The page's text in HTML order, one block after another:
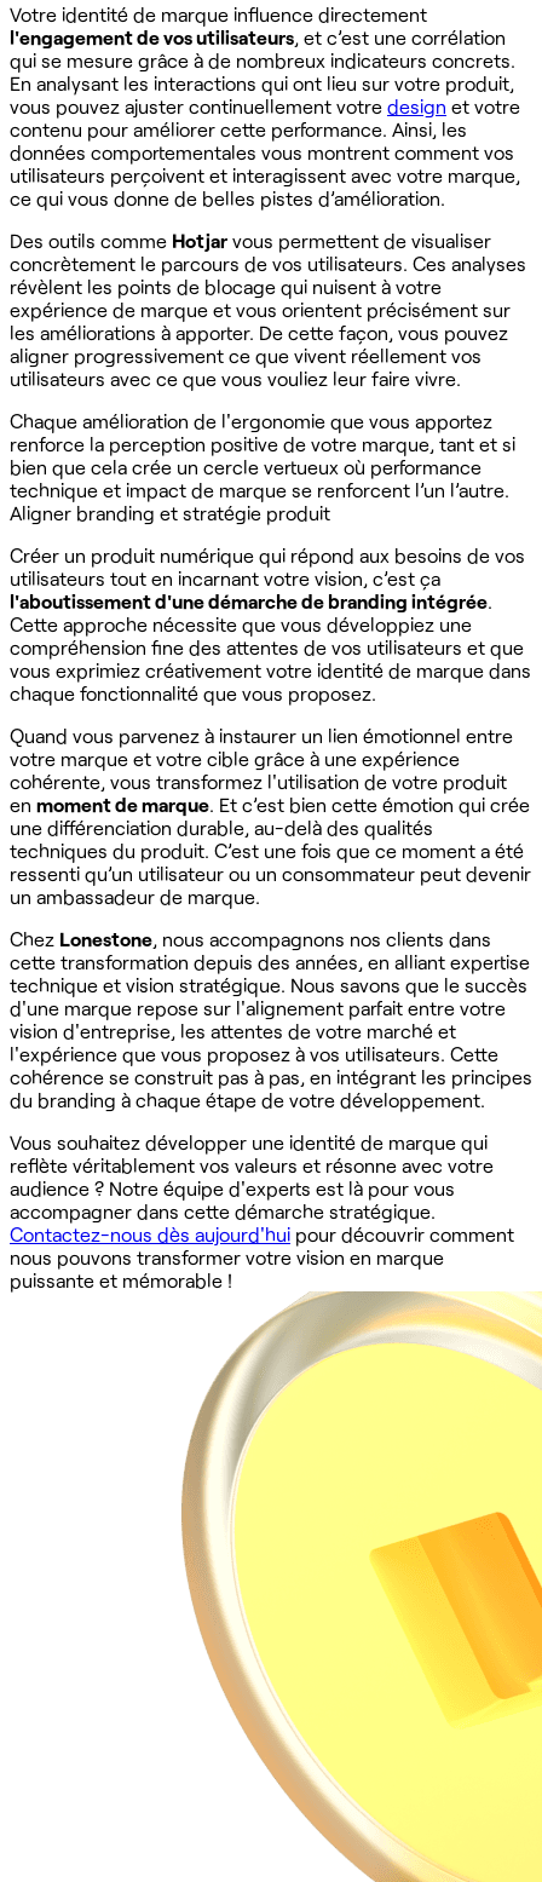
Votre identité de marque influence directement
l'engagement de vos utilisateurs, et c’est une corrélation
qui se mesure grâce à de nombreux indicateurs concrets.
En analysant les interactions qui ont lieu sur votre produit,
vous pouvez ajuster continuellement votre design et votre
contenu pour améliorer cette performance. Ainsi, les
données comportementales vous montrent comment vos
utilisateurs perçoivent et interagissent avec votre marque,
ce qui vous donne de belles pistes d’amélioration.
Des outils comme Hotjar vous permettent de visualiser
concrètement le parcours de vos utilisateurs. Ces analyses
révèlent les points de blocage qui nuisent à votre
expérience de marque et vous orientent précisément sur
les améliorations à apporter. De cette façon, vous pouvez
aligner progressivement ce que vivent réellement vos
utilisateurs avec ce que vous vouliez leur faire vivre.
Chaque amélioration de l'ergonomie que vous apportez
renforce la perception positive de votre marque, tant et si
bien que cela crée un cercle vertueux où performance
technique et impact de marque se renforcent l’un l’autre.
Aligner branding et stratégie produit
Créer un produit numérique qui répond aux besoins de vos
utilisateurs tout en incarnant votre vision, c’est ça
l'aboutissement d'une démarche de branding intégrée.
Cette approche nécessite que vous développiez une
compréhension fine des attentes de vos utilisateurs et que
vous exprimiez créativement votre identité de marque dans
chaque fonctionnalité que vous proposez.
Quand vous parvenez à instaurer un lien émotionnel entre
votre marque et votre cible grâce à une expérience
cohérente, vous transformez l'utilisation de votre produit
en moment de marque. Et c’est bien cette émotion qui crée
une différenciation durable, au-delà des qualités
techniques du produit. C’est une fois que ce moment a été
ressenti qu’un utilisateur ou un consommateur peut devenir
un ambassadeur de marque.
Chez Lonestone, nous accompagnons nos clients dans
cette transformation depuis des années, en alliant expertise
technique et vision stratégique. Nous savons que le succès
d'une marque repose sur l'alignement parfait entre votre
vision d'entreprise, les attentes de votre marché et
l'expérience que vous proposez à vos utilisateurs. Cette
cohérence se construit pas à pas, en intégrant les principes
du branding à chaque étape de votre développement.
Vous souhaitez développer une identité de marque qui
reflète véritablement vos valeurs et résonne avec votre
audience ? Notre équipe d'experts est là pour vous
accompagner dans cette démarche stratégique.
Contactez-nous dès aujourd'hui pour découvrir comment
nous pouvons transformer votre vision en marque
puissante et mémorable !